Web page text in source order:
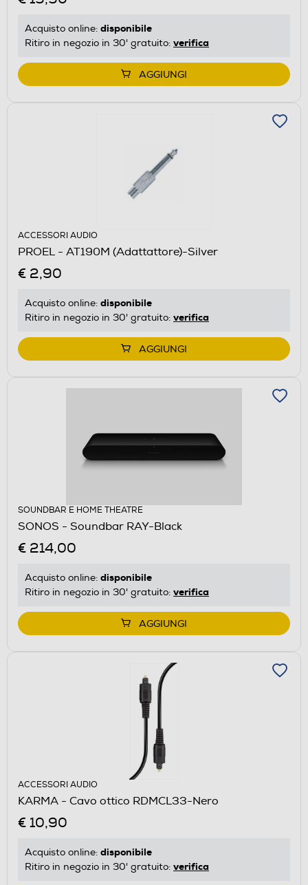
Acquisto online: disponibile
Ritiro in negozio in 30' gratuito: verifica
AGGIUNGI
ACCESSORI AUDIO
PROEL - AT190M (Adattattore)-Silver
€ 2,90
Acquisto online: disponibile
Ritiro in negozio in 30' gratuito: verifica
AGGIUNGI
SOUNDBAR E HOME THEATRE
SONOS - Soundbar RAY-Black
€ 214,00
Acquisto online: disponibile
Ritiro in negozio in 30' gratuito: verifica
AGGIUNGI
ACCESSORI AUDIO
KARMA - Cavo ottico RDMCL33-Nero
€ 10,90
Acquisto online: disponibile
Ritiro in negozio in 30' gratuito: verifica